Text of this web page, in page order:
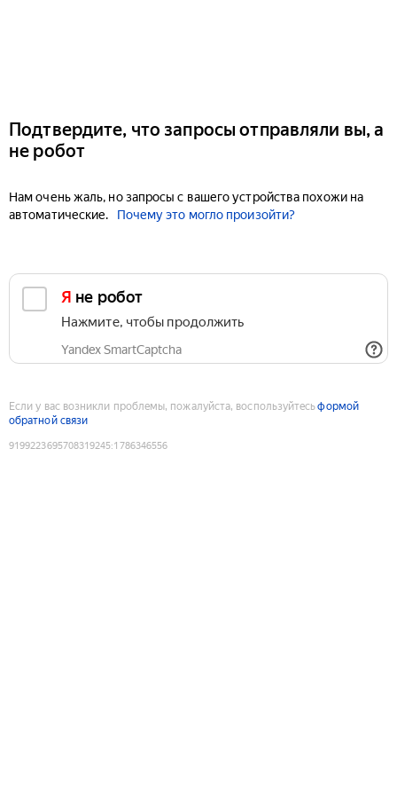
Подтвердите, что запросы отправляли вы, а
не робот
Нам очень жаль, но запросы с вашего устройства похожи на
автоматические.
Почему это могло произойти?
Я не робот
Нажмите, чтобы продолжить
Yandex SmartCaptcha
Если у вас возникли проблемы, пожалуйста, воспользуйтесьформой
обратной связи
9199223695708319245:1786346556